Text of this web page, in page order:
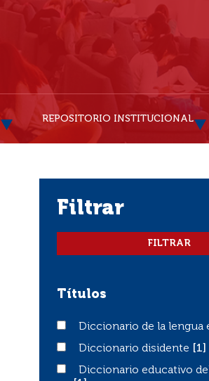
REPOSITORIO INSTITUCIONAL
filtrar
Títulos
Diccionario de la lengua
Diccionario de la lengua
Diccionario disidente
Diccionario disidente
[1]
Diccionario educativo del
Diccionario educativo